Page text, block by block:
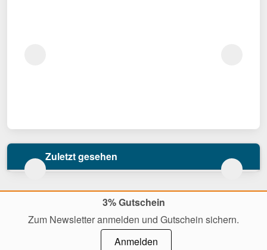
Zuletzt gesehen
3% Gutschein
Zum Newsletter anmelden und Gutschein sichern.
Anmelden